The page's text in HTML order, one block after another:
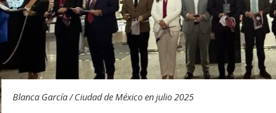
Blanca García / Ciudad de México en julio 2025